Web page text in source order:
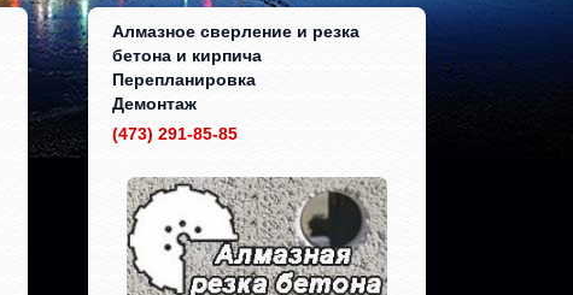
Алмазное сверление и резка
бетона и кирпича
Перепланировка
Демонтаж
(473) 291-85-85